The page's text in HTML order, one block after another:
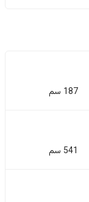
187 سم
541 سم